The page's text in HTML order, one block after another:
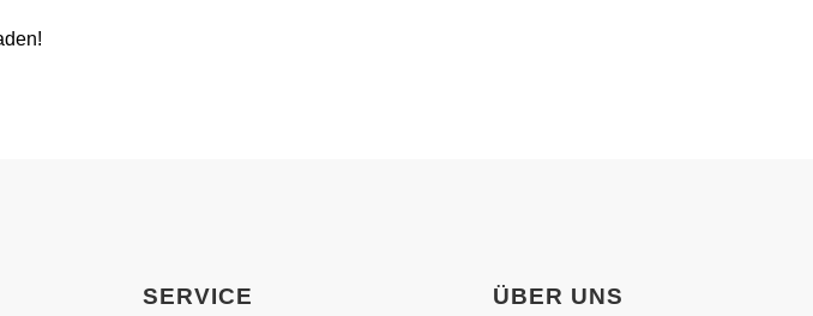
SERVICE ÜBER UNS